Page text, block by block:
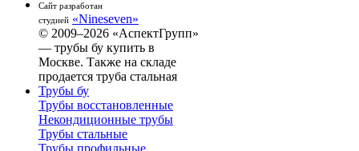
Сайт разработан
студией «Nineseven»
© 2009–2026 «АспектГрупп»
— трубы бу купить в
Москве. Также на складе
продается труба стальная
Трубы бу
Трубы восстановленные
Некондиционные трубы
Трубы стальные